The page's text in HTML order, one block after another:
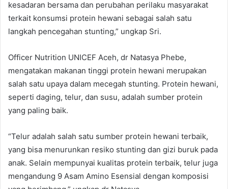
kesadaran bersama dan perubahan perilaku masyarakat
terkait konsumsi protein hewani sebagai salah satu
langkah pencegahan stunting,” ungkap Sri.
Officer Nutrition UNICEF Aceh, dr Natasya Phebe,
mengatakan makanan tinggi protein hewani merupakan
salah satu upaya dalam mecegah stunting. Protein hewani,
seperti daging, telur, dan susu, adalah sumber protein
yang paling baik.
“Telur adalah salah satu sumber protein hewani terbaik,
yang bisa menurunkan resiko stunting dan gizi buruk pada
anak. Selain mempunyai kualitas protein terbaik, telur juga
mengandung 9 Asam Amino Esensial dengan komposisi